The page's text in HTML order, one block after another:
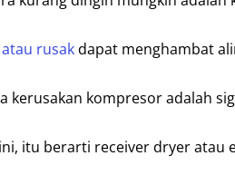
rusakdapat menghambat
kerusakan kompresor adalah
itu berarti receiver dryer